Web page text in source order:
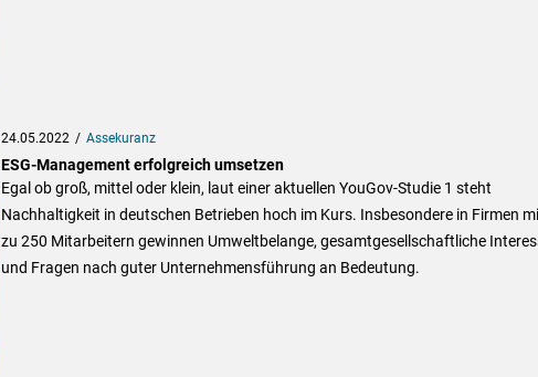
24.05.2022 Assekuranz
ESG-Management erfolgreich umsetzen
Egal ob groß, mittel oder klein, laut einer aktuellen YouGov-Studie 1 steht
Nachhaltigkeit in deutschen Betrieben hoch im Kurs. Insbesondere in Firmen
zu 250 Mitarbeitern gewinnen Umweltbelange, gesamtgesellschaftliche
und Fragen nach guter Unternehmensführung an Bedeutung.